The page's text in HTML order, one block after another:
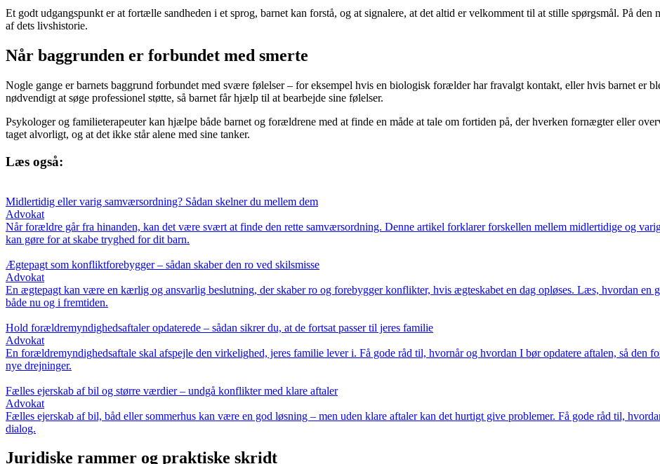
Et godt udgangspunkt er at fortælle sandheden i et sprog, barnet kan forstå, og at signalere, at det altid er velkomment til at stille spørgsmål. På
af dets livshistorie.
Når baggrunden er forbundet med smerte
Nogle gange er barnets baggrund forbundet med svære følelser – for eksempel hvis en biologisk forælder har fravalgt kontakt, eller hvis barnet er
nødvendigt at søge professionel støtte, så barnet får hjælp til at bearbejde sine følelser.
Psykologer og familieterapeuter kan hjælpe både barnet og forældrene med at finde en måde at tale om fortiden på, der hverken fornægter eller
taget alvorligt, og at det ikke står alene med sine tanker.
Læs også:
Midlertidig eller varig samværsordning? Sådan skelner du mellem dem
Advokat
Når forældre går fra hinanden, kan det være svært at finde den rette samværsordning. Denne artikel forklarer forskellen mellem midlertidige og
kan gøre for at skabe tryghed for dit barn.
Ægtepagt som konfliktforebygger – sådan skaber den ro ved skilsmisse
Advokat
En ægtepagt kan være en kærlig og ansvarlig beslutning, der skaber ro og forebygger konflikter, hvis ægteskabet en dag opløses. Læs, hvordan
både nu og i fremtiden.
Hold forældremyndighedsaftaler opdaterede – sådan sikrer du, at de fortsat passer til jeres familie
Advokat
En forældremyndighedsaftale skal afspejle den virkelighed, jeres familie lever i. Få gode råd til, hvornår og hvordan I bør opdatere aftalen, så den
nye drejninger.
Fælles ejerskab af bil og større værdier – undgå konflikter med klare aftaler
Advokat
Fælles ejerskab af bil, båd eller sommerhus kan være en god løsning – men uden klare aftaler kan det hurtigt give problemer. Få gode råd til,
dialog.
Juridiske rammer og praktiske skridt